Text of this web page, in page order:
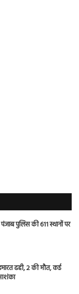
पंजाब पुलिस की 611 स्थानों पर
ढही, 2 की मौत, कई